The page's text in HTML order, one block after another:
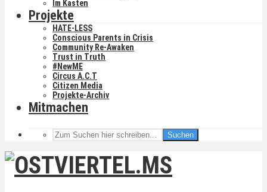
Im Kasten
Projekte
HATE-LESS
Conscious Parents in Crisis
Community Re-Awaken
Trust in Truth
#NewME
Circus A.C.T
Citizen Media
Projekte-Archiv
Mitmachen
Suchen